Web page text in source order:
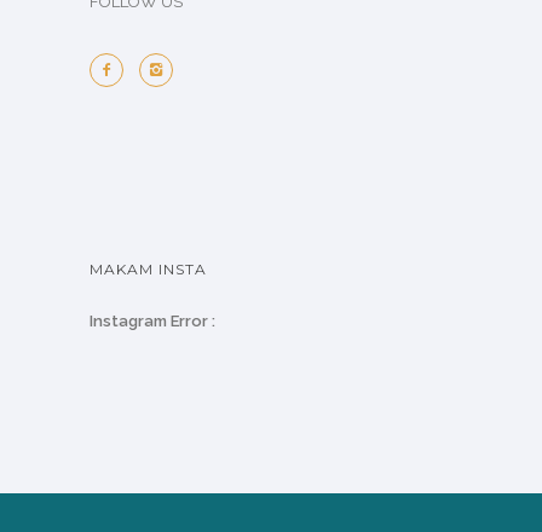
MAKAM INSTA
Instagram Error :